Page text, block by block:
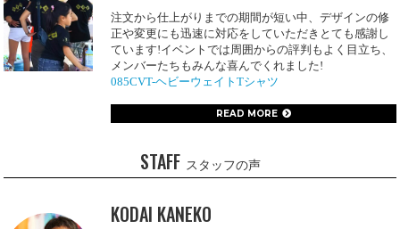
注文から仕上がりまでの期間が短い中、デザインの修
正や変更にも迅速に対応をしていただきとても感謝し
ています!イベントでは周囲からの評判もよく目立ち、
メンバーたちもみんな喜んでくれました!
085CVT-ヘビーウェイトTシャツ
READ MORE
STAFF スタッフの声
KODAI KANEKO